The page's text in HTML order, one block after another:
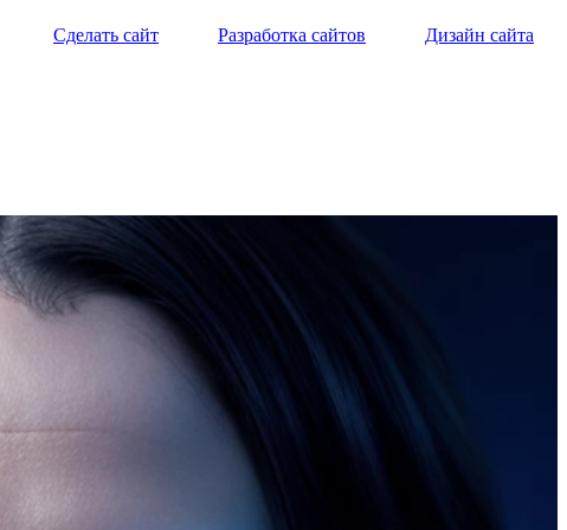
Сделать сайт Разработка сайтов Дизайн сайта